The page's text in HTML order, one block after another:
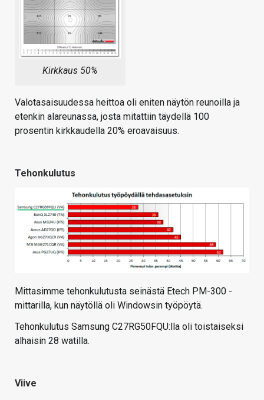
Kirkkaus 50%
Valotasaisuudessa heittoa oli eniten näytön reunoilla ja
etenkin alareunassa, josta mitattiin täydellä 100
prosentin kirkkaudella 20% eroavaisuus.
Tehonkulutus
Mittasimme tehonkulutusta seinästä Etech PM-300 -
mittarilla, kun näytöllä oli Windowsin työpöytä.
Tehonkulutus Samsung C27RG50FQU:lla oli toistaiseksi
alhaisin 28 watilla.
Viive